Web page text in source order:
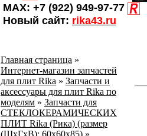
MAX: +7 (922) 949-97-77
Новый сайт: rika43.ru
Главная страница »
Интернет-магазин запчастей
для плит Rika » Запчасти и
аксессуары для плит Rika по
моделям » Запчасти для
СТЕКЛОКЕРАМИЧЕСКИХ
ПЛИТ Rika (Рика) (размер
(ШхГхВ): 60x60x85) »